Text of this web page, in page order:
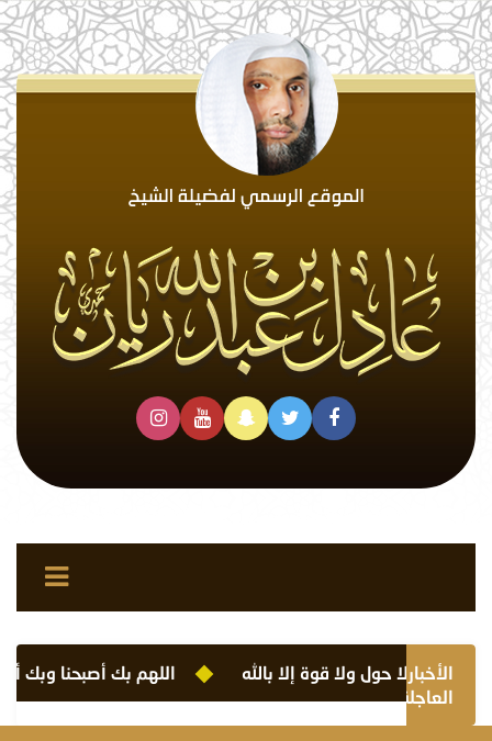
الأخبار
العاجلة
اللهم بك أصبحنا وبك لا حول ولا قوة إلا بالله